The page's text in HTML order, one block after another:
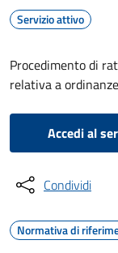
Servizio attivo
Procedimento di
relativa a
Accedi al
Condividi
Normativa di